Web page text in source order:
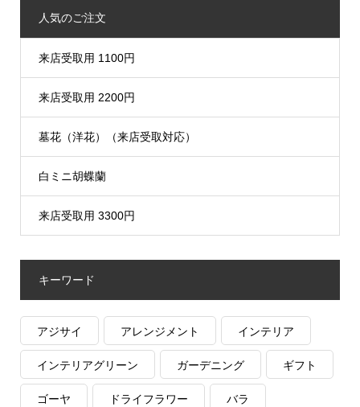
人気のご注文
来店受取用 1100円
来店受取用 2200円
墓花（洋花）（来店受取対応）
白ミニ胡蝶蘭
来店受取用 3300円
キーワード
アジサイ アレンジメント インテリア
インテリアグリーン ガーデニング ギフト
ゴーヤ ドライフラワー バラ